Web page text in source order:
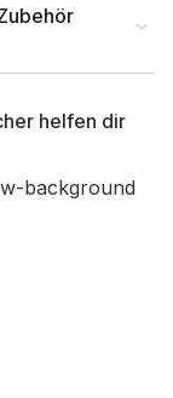
zwischen
helfen dir